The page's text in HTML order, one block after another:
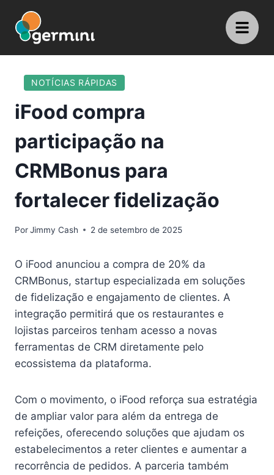
NOTÍCIAS RÁPIDAS
iFood compra
participação na
CRMBonus para
fortalecer fidelização
PorJimmy Cash 2 de setembro de 2025
O iFood anunciou a compra de 20% da
CRMBonus, startup especializada em soluções
de fidelização e engajamento de clientes. A
integração permitirá que os restaurantes e
lojistas parceiros tenham acesso a novas
ferramentas de CRM diretamente pelo
ecossistema da plataforma.
Com o movimento, o iFood reforça sua estratégia
de ampliar valor para além da entrega de
refeições, oferecendo soluções que ajudam os
estabelecimentos a reter clientes e aumentar a
recorrência de pedidos. A parceria também